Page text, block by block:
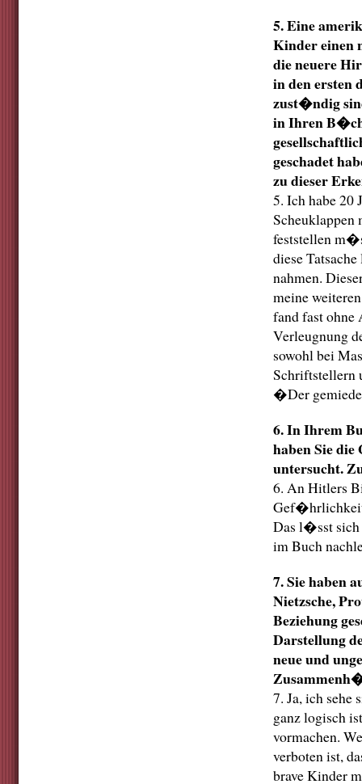
5. Eine
Kinder einen
die neuere
in den ersten
zust�ndig
in Ihren
geschadet
zu dieser
5. Ich habe 20
feststellen
diese
nahmen.
meine
fand fast
Verleugnung
sowohl bei
Schriftstellern
�Der
6. In Ihrem
haben Sie
untersucht.
6. An Hitlers
Gef�hrlichkeit
Das l�sst
im Buch
7. Sie haben
Nietzsche,
Beziehung
Darstellung
neue und
7. Ja, ich
ganz logisch
vormachen.
verboten ist,
brave Kinder